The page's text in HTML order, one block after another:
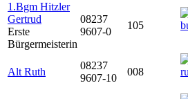
1.Bgm Hitzler
Gertrud
Erste
Bürgermeisterin
08237
9607-0
105
Alt Ruth
08237
9607-10
008